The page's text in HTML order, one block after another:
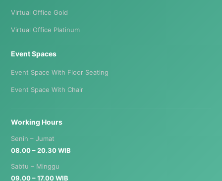
Virtual Office Gold
Virtual Office Platinum
Event Spaces
Event Space With Floor Seating
Event Space With Chair
Working Hours
Senin – Jumat
08.00 – 20.30 WIB
Sabtu – Minggu
09.00 – 17.00 WIB